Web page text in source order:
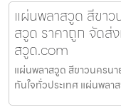
แผ่นพลาสวูด สีขา
สวูด ราคาถูก จัดส่
สวูด.com
แผ่นพลาสวูด สีขาวนครน
ทันใจทั่วประเทศ แผ่นพล